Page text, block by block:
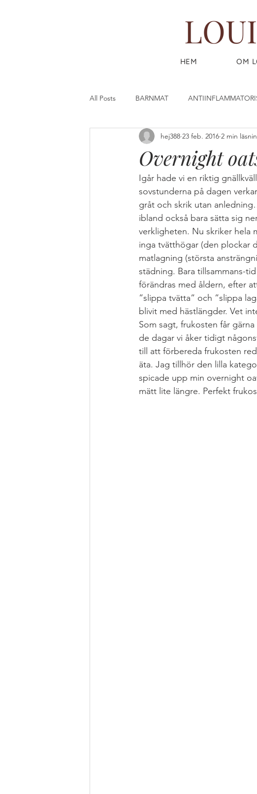
HEM OM
All Posts BARNMAT
DESSERT & FIKA DRYCK DIY - DO
FISK & SKALDJUR FAST (SLOW) FOOD
GÖR DIN EGEN HUDVÅRD GIRLPOWER
JUL Health Hacks
MAT FROM SCRATCH Pizza & paj
Overnight
hej388 23 feb. 2016 2 min
Igår hade vi en riktig
sovstunderna på dagen
gråt och skrik utan
ibland också bara sätta sig
verkligheten. Nu skriker hela
inga tvätthögar (den plockar
matlagning (största
städning. Bara tillsammans-
förändras med åldern, efter
”slippa tvätta” och ”slippa
blivit med hästlängder. Vet
Som sagt, frukosten får
de dagar vi åker tidigt
till att förbereda frukosten
äta. Jag tillhör den lilla
spicade upp min overnight
mätt lite längre. Perfekt